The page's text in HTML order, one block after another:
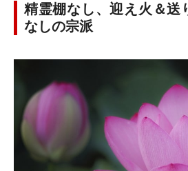
精霊棚なし、迎え火＆送
なしの宗派